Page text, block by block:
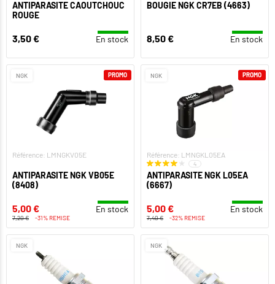
ANTIPARASITE CAOUTCHOUC
ROUGE
3,50 € En stock
BOUGIE NGK CR7EB (4663)
8,50 € En stock
NGK
Référence: LMNGKV05E
ANTIPARASITE NGK VB05E
(8408)
5,00 € En stock
7,20 € -31% REMISE
PROMO NGK
Référence: LMNGKL05EA
4
ANTIPARASITE NGK L05EA
(6667)
5,00 € En stock
7,40 € -32% REMISE
PROMO
NGK NGK